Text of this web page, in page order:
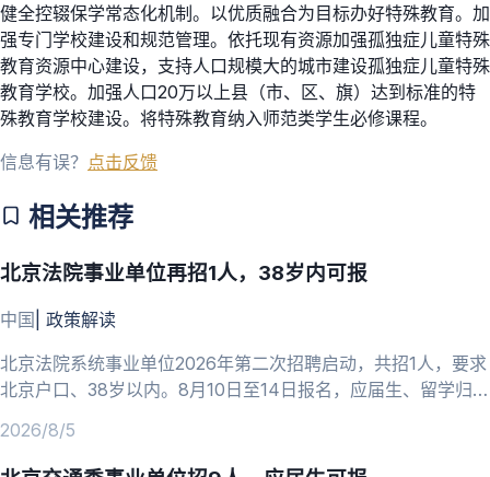
健全控辍保学常态化机制。以优质融合为目标办好特殊教育。加
强专门学校建设和规范管理。依托现有资源加强孤独症儿童特殊
教育资源中心建设，支持人口规模大的城市建设孤独症儿童特殊
教育学校。加强人口20万以上县（市、区、旗）达到标准的特
殊教育学校建设。将特殊教育纳入师范类学生必修课程。
信息有误？ 点击反馈
相关推荐
北京法院事业单位再招1人，38岁内可报
中国 政策解读
北京法院系统事业单位2026年第二次招聘启动，共招1人，要求
北京户口、38岁以内。8月10日至14日报名，应届生、留学归国
2026/8/5